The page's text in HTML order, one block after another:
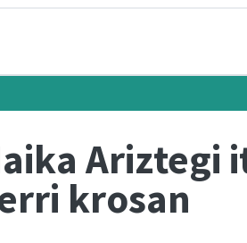
Ariztegi
krosan